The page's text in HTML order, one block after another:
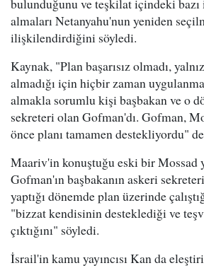
bulunduğunu ve teşkilat içindeki
almaları Netanyahu'nun yeniden
ilişkilendirdiğini söyledi.
Kaynak, "Plan başarısız olmadı,
almadığı için hiçbir zaman
almakla sorumlu kişi başbakan ve o
sekreteri olan Gofman'dı. Gofman,
önce planı tamamen destekliyordu"
Maariv'in konuştuğu eski bir Mossad
Gofman'ın başbakanın askeri
yaptığı dönemde plan üzerinde
"bizzat kendisinin desteklediği ve
çıktığını" söyledi.
İsrail'in kamu yayıncısı Kan da